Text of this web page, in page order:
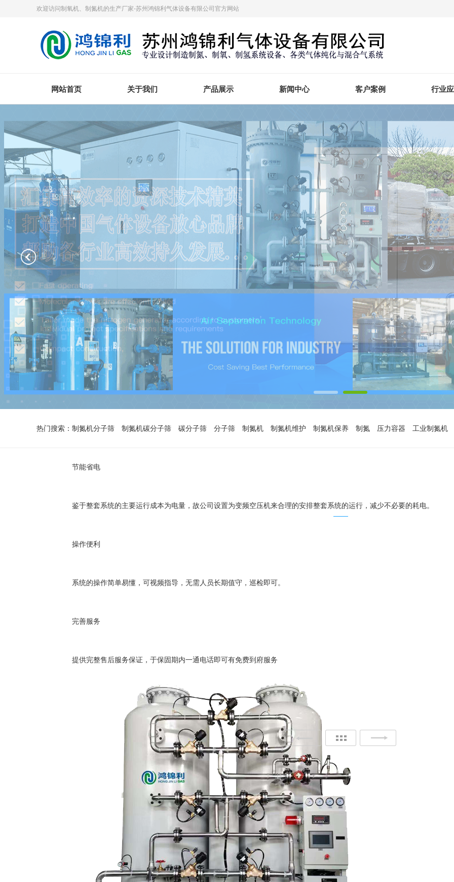
欢迎访问制氧机、制氮机的生产厂家-苏州鸿锦利气体设备有限公司官方网站
网站首页 关于我们 产品展示 新闻中心 客户案例 行业
热门搜索： 制氮机分子筛 制氮机碳分子筛 碳分子筛 分子筛 制氮机 制氮机维护 制氮机保养 制氮 压力容器 工业制氮机
节能省电
鉴于整套系统的主要运行成本为电量，故公司设置为变频空压机来合理的安排整套系统的运行，减少不必要的耗电。
操作便利
系统的操作简单易懂，可视频指导，无需人员长期值守，巡检即可。
完善服务
提供完整售后服务保证，于保固期内一通电话即可有免费到府服务